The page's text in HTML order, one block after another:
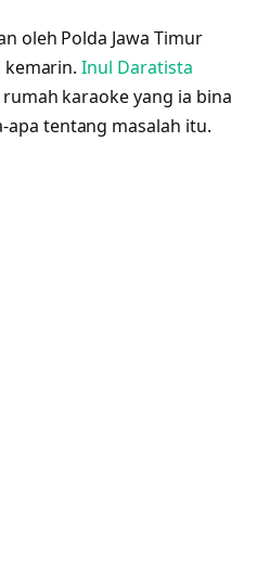
oleh Polda Jawa Timur
kemarin. Inul Daratista
karaoke yang ia bina
tentang masalah itu.